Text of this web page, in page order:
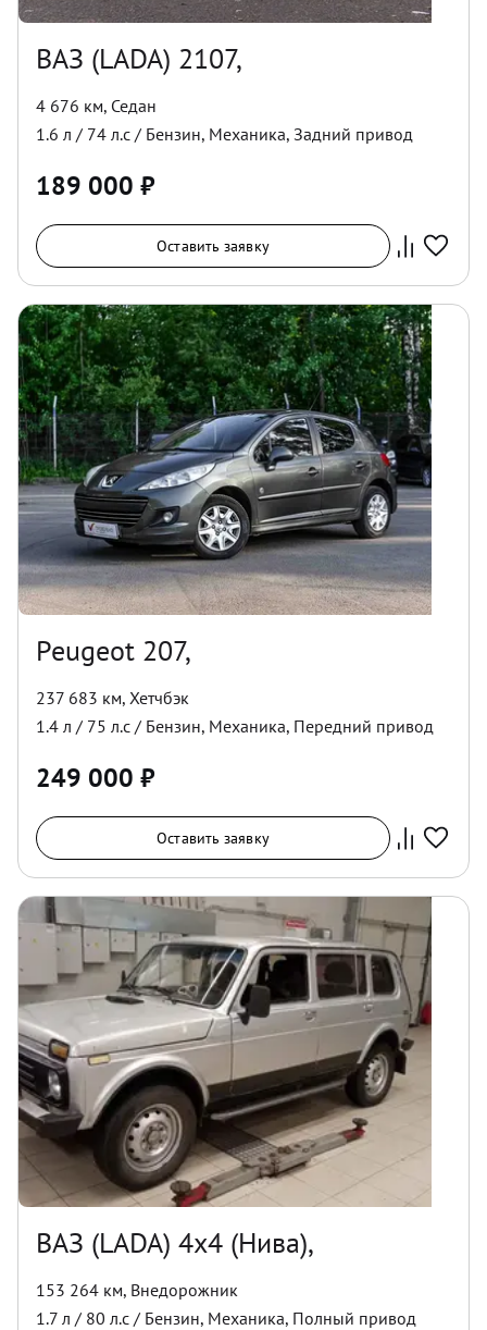
ВАЗ (LADA) 2107,
4 676 км, Седан
1.6 л / 74 л.с / Бензин, Механика, Задний привод
189 000 ₽
Оставить заявку
Peugeot 207,
237 683 км, Хетчбэк
1.4 л / 75 л.с / Бензин, Механика, Передний привод
249 000 ₽
Оставить заявку
ВАЗ (LADA) 4x4 (Нива),
153 264 км, Внедорожник
1.7 л / 80 л.с / Бензин, Механика, Полный привод